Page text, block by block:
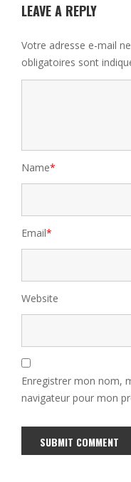
LEAVE A REPLY
Votre adresse e-mail
obligatoires sont
Name*
Email*
Website
Enregistrer mon nom,
navigateur pour mon